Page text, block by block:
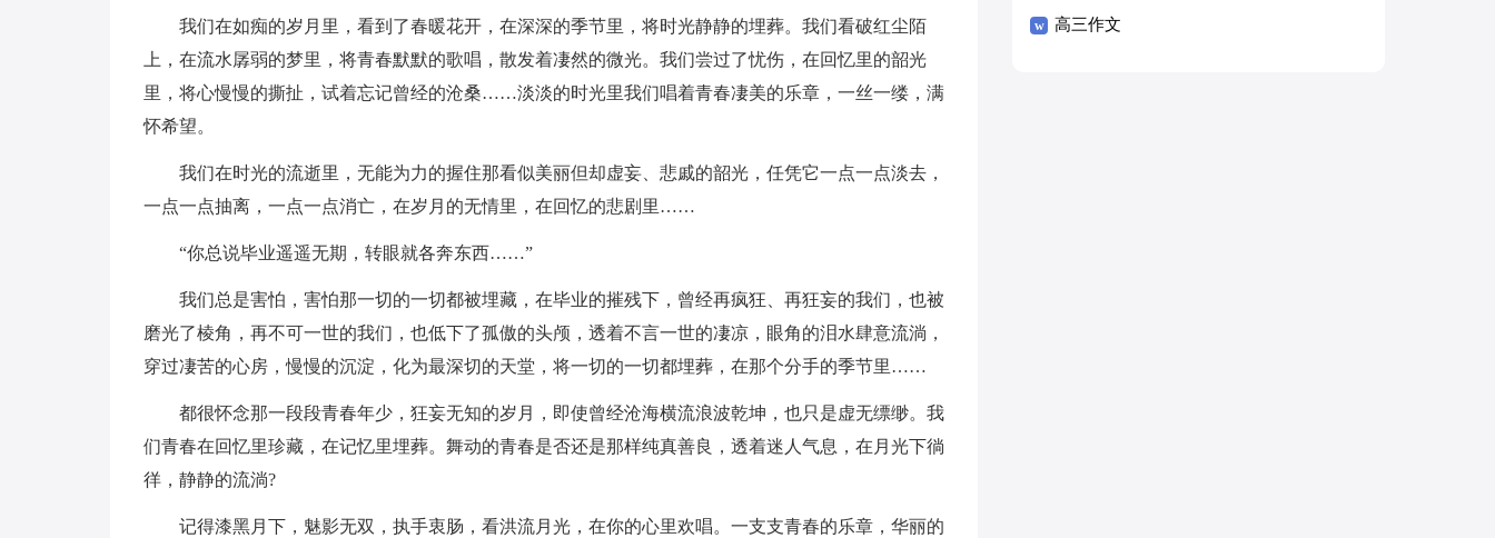
我们在如痴的岁月里，看到了春暖花开，在深深的季节里，将时光静静的埋葬。我们看破红尘陌
上，在流水孱弱的梦里，将青春默默的歌唱，散发着凄然的微光。我们尝过了忧伤，在回忆里的韶光
里，将心慢慢的撕扯，试着忘记曾经的沧桑……淡淡的时光里我们唱着青春凄美的乐章，一丝一缕，满
怀希望。
我们在时光的流逝里，无能为力的握住那看似美丽但却虚妄、悲戚的韶光，任凭它一点一点淡去，
一点一点抽离，一点一点消亡，在岁月的无情里，在回忆的悲剧里……
“你总说毕业遥遥无期，转眼就各奔东西……”
我们总是害怕，害怕那一切的一切都被埋藏，在毕业的摧残下，曾经再疯狂、再狂妄的我们，也被
磨光了棱角，再不可一世的我们，也低下了孤傲的头颅，透着不言一世的凄凉，眼角的泪水肆意流淌，
穿过凄苦的心房，慢慢的沉淀，化为最深切的天堂，将一切的一切都埋葬，在那个分手的季节里……
都很怀念那一段段青春年少，狂妄无知的岁月，即使曾经沧海横流浪波乾坤，也只是虚无缥缈。我
们青春在回忆里珍藏，在记忆里埋葬。舞动的青春是否还是那样纯真善良，透着迷人气息，在月光下徜
徉，静静的流淌?
记得漆黑月下，魅影无双，执手衷肠，看洪流月光，在你的心里欢唱。一支支青春的乐章，华丽的
高三作文